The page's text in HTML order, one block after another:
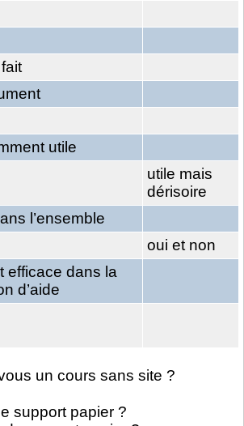
utile
utile mais
dérisoire
l’ensemble
oui et non
efficace dans la
d’aide
un cours sans site ?
support papier ?